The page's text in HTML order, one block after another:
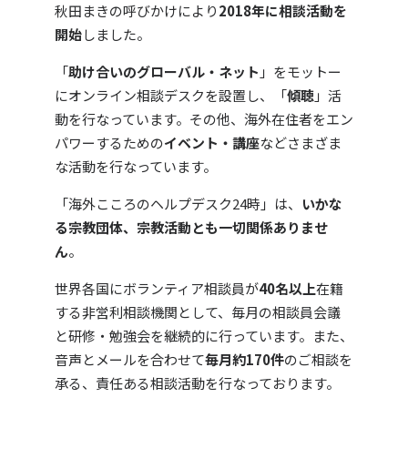
秋田まきの呼びかけにより2018年に相談活動を
開始しました。
「助け合いのグローバル・ネット 」をモットー
にオンライン相談デスクを設置し、「傾聴」活
動を行なっています。その他、海外在住者をエン
パワーするためのイベント・講座などさまざま
な活動を行なっています。
「海外こころのヘルプデスク24時」は、 いかな
る宗教団体、宗教活動とも一切関係ありませ
ん。
世界各国にボランティア相談員が40名以上在籍
する非営利相談機関として、毎月の相談員会議
と研修・勉強会を継続的に行っています。また、
音声とメールを合わせて毎月約170件のご相談を
承る、責任ある相談活動を行なっております。